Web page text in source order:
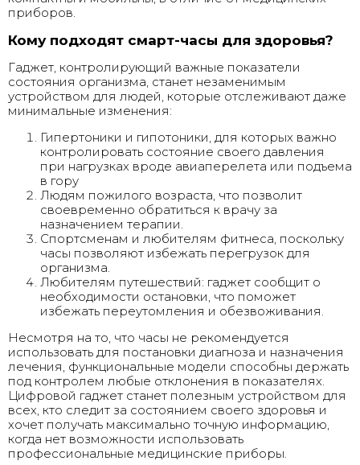
приборов.
Кому подходят смарт-часы для здоровья?
Гаджет, контролирующий важные показатели
состояния организма, станет незаменимым
устройством для людей, которые отслеживают даже
минимальные изменения:
Гипертоники и гипотоники, для которых важно
контролировать состояние своего давления
при нагрузках вроде авиаперелета или подъема
в гору
Людям пожилого возраста, что позволит
своевременно обратиться к врачу за
назначением терапии.
Спортсменам и любителям фитнеса, поскольку
часы позволяют избежать перегрузок для
организма.
Любителям путешествий: гаджет сообщит о
необходимости остановки, что поможет
избежать переутомления и обезвоживания.
Несмотря на то, что часы не рекомендуется
использовать для постановки диагноза и назначения
лечения, функциональные модели способны держать
под контролем любые отклонения в показателях.
Цифровой гаджет станет полезным устройством для
всех, кто следит за состоянием своего здоровья и
хочет получать максимально точную информацию,
когда нет возможности использовать
профессиональные медицинские приборы.